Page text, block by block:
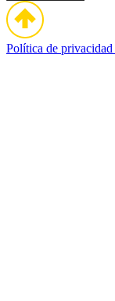
Política de privacidad